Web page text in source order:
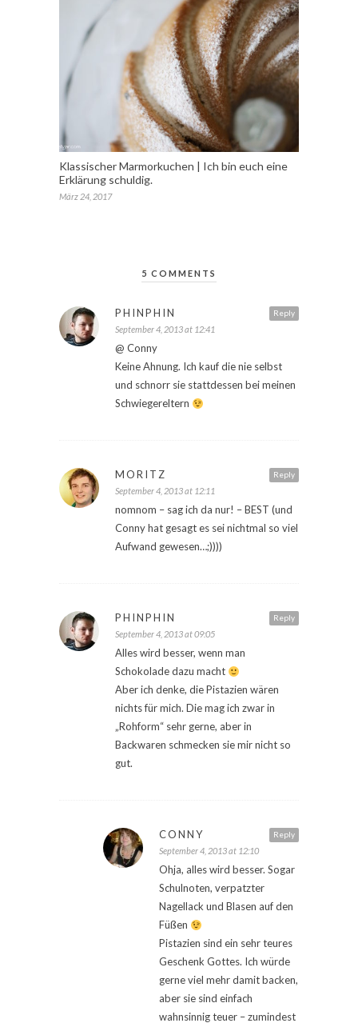
Klassischer Marmorkuchen | Ich bin euch eine
Erklärung schuldig.
März 24, 2017
5 COMMENTS
Reply
PHINPHIN
September 4, 2013 at 12:41
@ Conny
Keine Ahnung. Ich kauf die nie selbst
und schnorr sie stattdessen bei meinen
Schwiegereltern
Reply
MORITZ
September 4, 2013 at 12:11
nomnom – sag ich da nur! – BEST (und
Conny hat gesagt es sei nichtmal so viel
Aufwand gewesen…;))))
Reply
PHINPHIN
September 4, 2013 at 09:05
Alles wird besser, wenn man
Schokolade dazu macht
Aber ich denke, die Pistazien wären
nichts für mich. Die mag ich zwar in
„Rohform“ sehr gerne, aber in
Backwaren schmecken sie mir nicht so
gut.
Reply
CONNY
September 4, 2013 at 12:10
Ohja, alles wird besser. Sogar
Schulnoten, verpatzter
Nagellack und Blasen auf den
Füßen
Pistazien sind ein sehr teures
Geschenk Gottes. Ich würde
gerne viel mehr damit backen,
aber sie sind einfach
wahnsinnig teuer – zumindest